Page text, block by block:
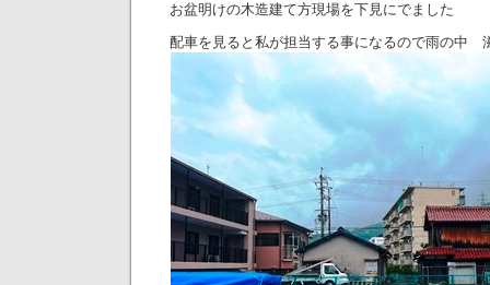
お盆明けの木造建て方現場を下見にでました
配車を見ると私が担当する事になるので雨の中